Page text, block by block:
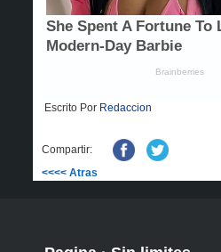
Escrito Por Redaccion
Compartir:
<<<< Atras